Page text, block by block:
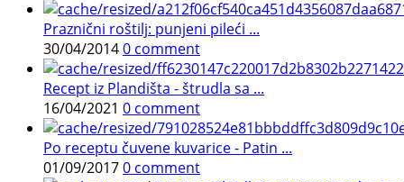
Praznični roštilj: punjeni pileći ...
30/04/20140 comment
Recept iz Plandišta - štrudla sa ...
16/04/2021 0 comment
Po receptu čuvene kuvarice - Patin ...
01/09/20170 comment